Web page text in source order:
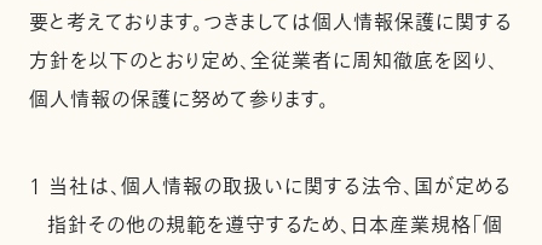
要と考えております。つきましては個人情報保護に関する
方針を以下のとおり定め、全従業者に周知徹底を図り、
個人情報の保護に努めて参ります。
1 当社は、個人情報の取扱いに関する法令、国が定める
指針その他の規範を遵守するため、日本産業規格「個